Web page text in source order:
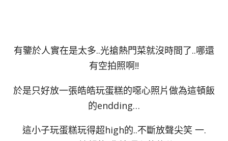
有鑒於人實在是太多..光搶熱門菜就沒時間了..哪還
有空拍照啊!!
於是只好放一張皓皓玩蛋糕的噁心照片做為這頓飯
的endding…
這小子玩蛋糕玩得超high的..不斷放聲尖笑 一.